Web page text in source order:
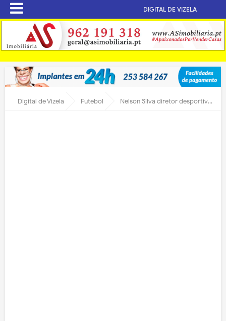
DIGITAL DE VIZELA
Digital de Vizela Futebol Nelson Silva diretor desportivo do CCD